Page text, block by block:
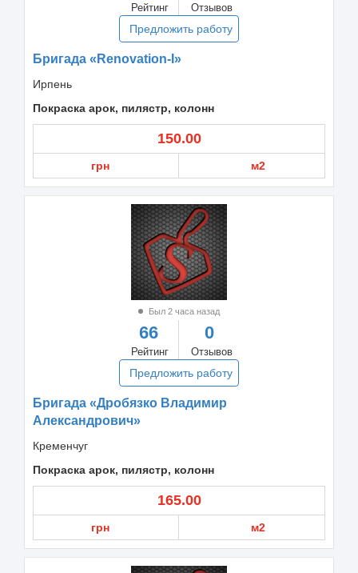
Рейтинг Отзывов
Предложить работу
Бригада «Renovation-I»
Ирпень
Покраска арок, пилястр, колонн
150.00
грн м2
Был 2 часа назад
66
Рейтинг
0
Отзывов
Предложить работу
Бригада «Дробязко Владимир
Александрович»
Кременчуг
Покраска арок, пилястр, колонн
165.00
грн м2